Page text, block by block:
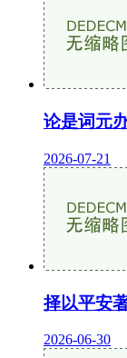
论是词元
2026-07-21
择以平安
2026-06-30